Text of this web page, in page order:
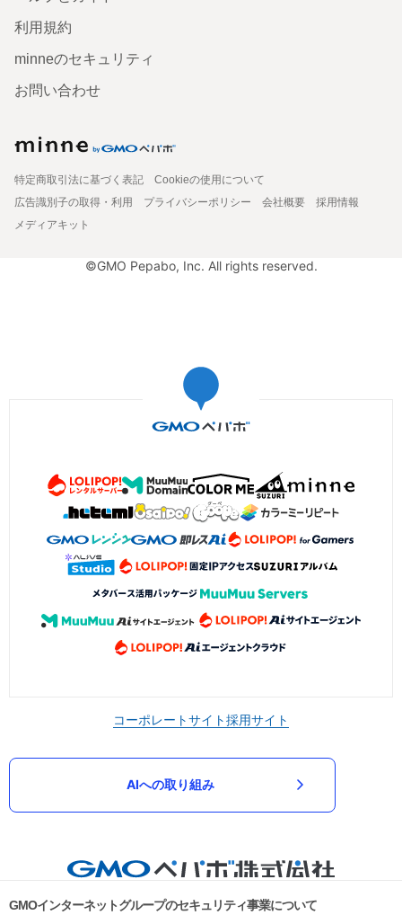
利用規約
minneのセキュリティ
お問い合わせ
特定商取引法に基づく表記
Cookieの使用について
広告識別子の取得・利用
プライバシーポリシー 会社概要
採用情報
メディアキット
©GMO Pepabo, Inc. All rights reserved.
コーポレートサイト採用サイト
AIへの取り組み
GMOインターネットグループのセキュリティ事業について